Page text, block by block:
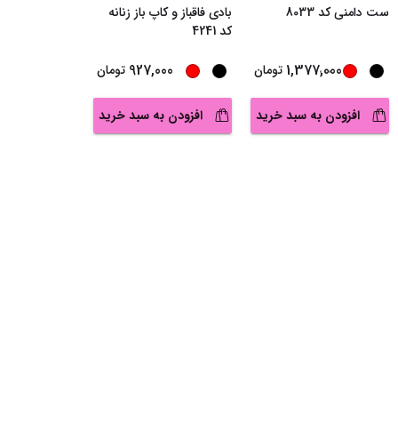
ست دامنی کد 8033
...
1,377,000 تومان
افزودن به سبد خرید
بادی فاقباز و کاپ باز زنانه
کد 4241
927,000 تومان
افزودن به سبد خرید